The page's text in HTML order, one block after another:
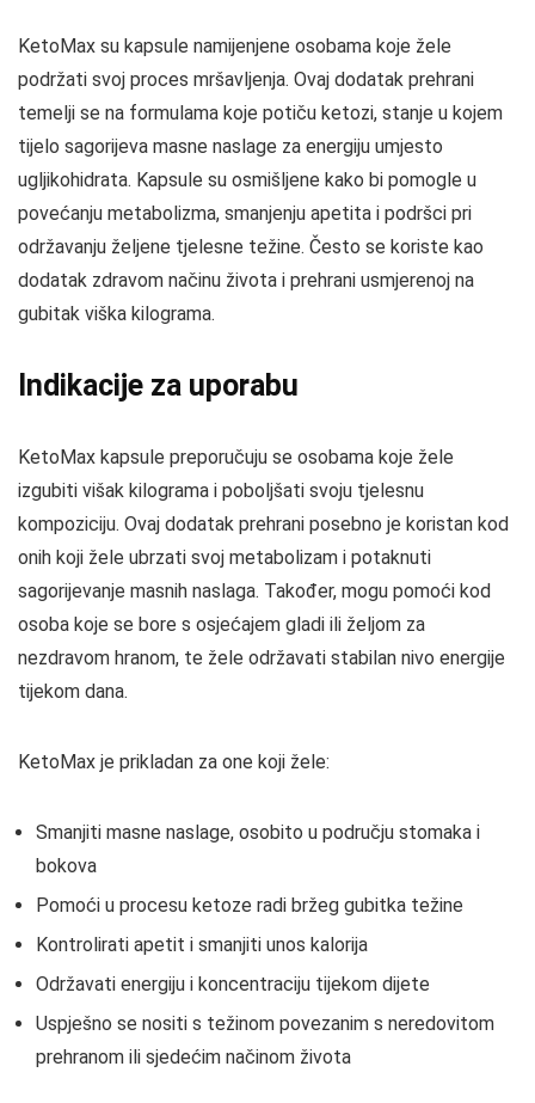
KetoMax su kapsule namijenjene osobama koje žele
podržati svoj proces mršavljenja. Ovaj dodatak prehrani
temelji se na formulama koje potiču ketozi, stanje u kojem
tijelo sagorijeva masne naslage za energiju umjesto
ugljikohidrata. Kapsule su osmišljene kako bi pomogle u
povećanju metabolizma, smanjenju apetita i podršci pri
održavanju željene tjelesne težine. Često se koriste kao
dodatak zdravom načinu života i prehrani usmjerenoj na
gubitak viška kilograma.
Indikacije za uporabu
KetoMax kapsule preporučuju se osobama koje žele
izgubiti višak kilograma i poboljšati svoju tjelesnu
kompoziciju. Ovaj dodatak prehrani posebno je koristan kod
onih koji žele ubrzati svoj metabolizam i potaknuti
sagorijevanje masnih naslaga. Također, mogu pomoći kod
osoba koje se bore s osjećajem gladi ili željom za
nezdravom hranom, te žele održavati stabilan nivo energije
tijekom dana.
KetoMax je prikladan za one koji žele:
Smanjiti masne naslage, osobito u području stomaka i
bokova
Pomoći u procesu ketoze radi bržeg gubitka težine
Kontrolirati apetit i smanjiti unos kalorija
Održavati energiju i koncentraciju tijekom dijete
Uspješno se nositi s težinom povezanim s neredovitom
prehranom ili sjedećim načinom života